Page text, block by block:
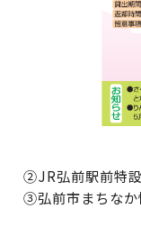
②JR弘前駅前特
③弘前市まちなか